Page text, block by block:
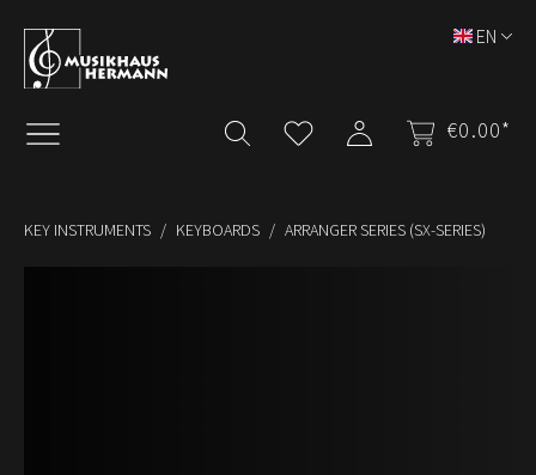
Skip to main content
€0.00*
EN
KEY INSTRUMENTS KEYBOARDS ARRANGER SERIES (SX-SERIES)